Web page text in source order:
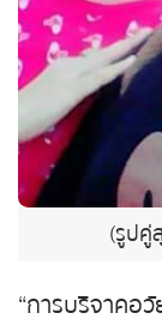
(รูปคู่
“การบริจาคอ